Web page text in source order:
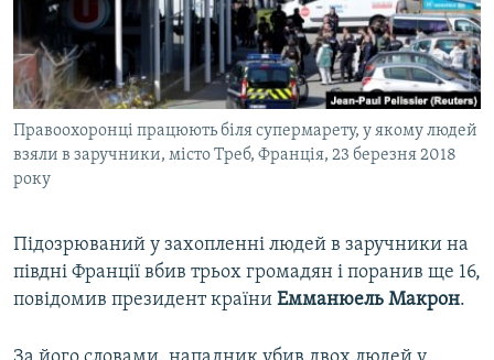
ВІДЕОУРОКИ «ELIFBE»
СВІДЧЕННЯ ОКУПАЦІЇ
УКРАЇНСЬКА ПРОБЛЕМА КРИМУ
ІНФОГРАФІКА
Русский
Qırımtatar
ДОЛУЧАЙСЯ!
Усі сайти RFE/RL
Правоохоронці працюють біля супермарету, у якому людей
взяли в заручники, місто Треб, Франція, 23 березня 2018
року
Підозрюваний у захопленні людей в заручники на
півдні Франції вбив трьох громадян і поранив ще 16,
повідомив президент країни Емманюель Макрон.